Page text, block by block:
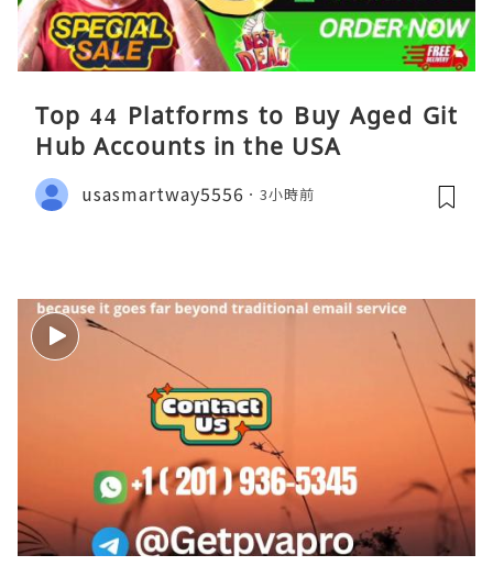
Top 44 Platforms to Buy Aged Git
Hub Accounts in the USA
usasmartway5556 3小時前